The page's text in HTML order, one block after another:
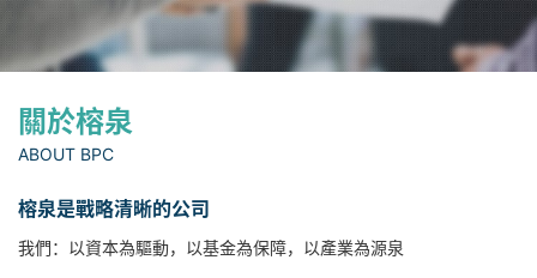
關於榕泉
ABOUT BPC
榕泉是戰略清晰的公司
我們：以資本為驅動，以基金為保障，以產業為源泉